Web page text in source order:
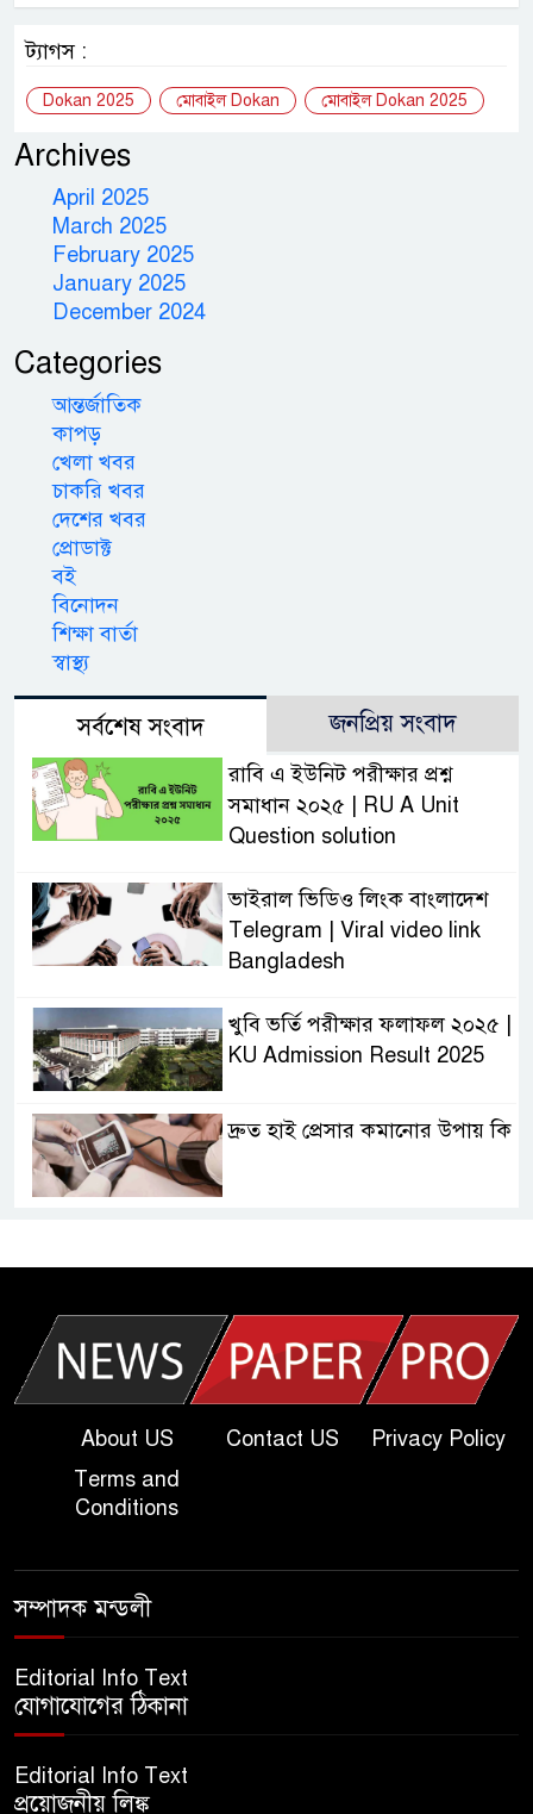
ট্যাগস :
Dokan 2025 মোবাইল ‌Dokan মোবাইল ‌Dokan 2025
Archives
April 2025
March 2025
February 2025
January 2025
December 2024
Categories
আন্তর্জাতিক
কাপড়
খেলা খবর
চাকরি খবর
দেশের খবর
প্রোডাক্ট
বই
বিনোদন
শিক্ষা বার্তা
স্বাস্থ্য
সর্বশেষ সংবাদ জনপ্রিয় সংবাদ
রাবি এ ইউনিট পরীক্ষার প্রশ্ন
সমাধান ২০২৫ | RU A Unit
Question solution
ভাইরাল ভিডিও লিংক বাংলাদেশ
Telegram | Viral video link
Bangladesh
খুবি ভর্তি পরীক্ষার ফলাফল ২০২৫ |
KU Admission Result 2025
দ্রুত হাই প্রেসার কমানোর উপায় কি
| Today Dakhil Exam
খুবি সি ইউনিট ভর্তি পরীক্ষার প্রশ্ন
২০২৫ | KU C Unit Admission
Question
About US Contact US
Privacy Policy
Terms and
Conditions
সম্পাদক মন্ডলী
Editorial Info Text
যোগাযোগের ঠিকানা
Editorial Info Text
প্রয়োজনীয় লিঙ্ক